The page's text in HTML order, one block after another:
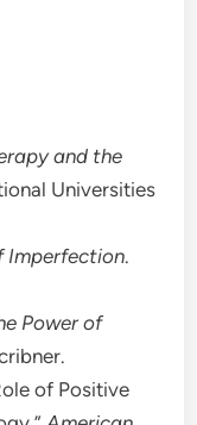
and the
Universities
Imperfection.
Power of
of Positive